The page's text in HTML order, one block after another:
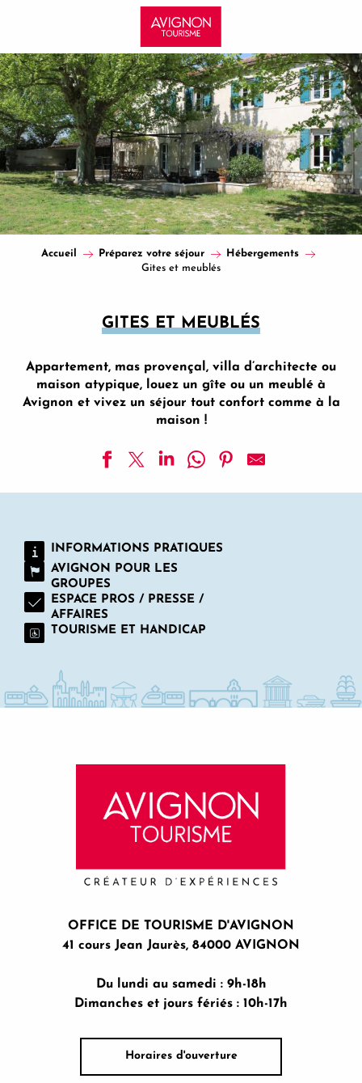
principal
Accueil Préparez votre séjour
Hébergements
Gites et meublés
GITES ET MEUBLÉS
Appartement, mas provençal, villa d’architecte ou
maison atypique, louez un gîte ou un meublé à
Avignon et vivez un séjour tout confort comme à la
maison !
Les Airis et le Mazet des Amants
L'Oriflamme / Le Travertin
A La Terrasse d'Avignon - Location de vacances
Gîtes BLANCHE FLEUR
Appartement le Ventoux - Le Philippe Le Bel
Maison de Casarie
Mas des Rabasses
Logis de la Castagne
INFORMATIONS PRATIQUES
AVIGNON POUR LES
GROUPES
ESPACE PROS / PRESSE /
AFFAIRES
TOURISME ET HANDICAP
OFFICE DE TOURISME D'AVIGNON
41 cours Jean Jaurès, 84000 AVIGNON
Du lundi au samedi : 9h-18h
Dimanches et jours fériés : 10h-17h
Horaires d'ouverture